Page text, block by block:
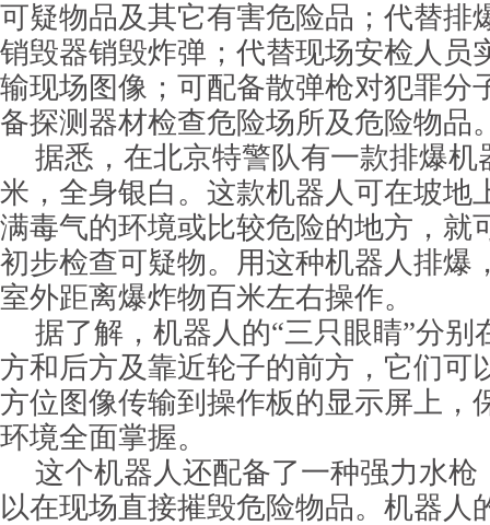
可疑物品及其它有害危险品；代替排
销毁器销毁炸弹；代替现场安检人员
输现场图像；可配备散弹枪对犯罪分
备探测器材检查危险场所及危险物品
据悉，在北京特警队有一款排爆机
米，全身银白。这款机器人可在坡地
满毒气的环境或比较危险的地方，就
初步检查可疑物。用这种机器人排爆
室外距离爆炸物百米左右操作。
据了解，机器人的“三只眼睛”分别
方和后方及靠近轮子的前方，它们可
方位图像传输到操作板的显示屏上，
环境全面掌握。
这个机器人还配备了一种强力水枪
以在现场直接摧毁危险物品。机器人